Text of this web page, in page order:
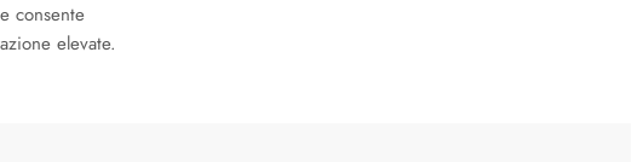
consente
elevate.